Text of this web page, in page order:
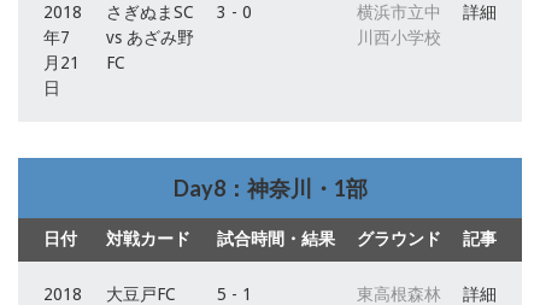
2018
年7
月21
日
さぎぬまSC
vs あざみ野
FC
3 - 0
横浜市立中
川西小学校
詳細
Day8：神奈川・1部
日付 対戦カード 試合時間・結果 グラウンド 記事
2018
大豆戸FC
5 - 1
東高根森林
詳細